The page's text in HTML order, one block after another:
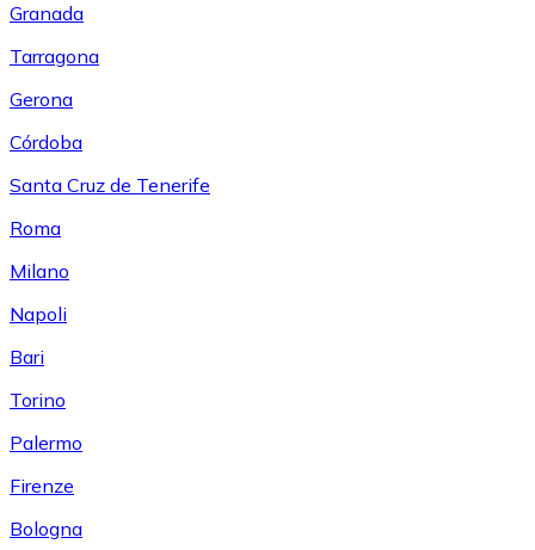
Granada
Tarragona
Gerona
Córdoba
Santa Cruz de Tenerife
Roma
Milano
Napoli
Bari
Torino
Palermo
Firenze
Bologna